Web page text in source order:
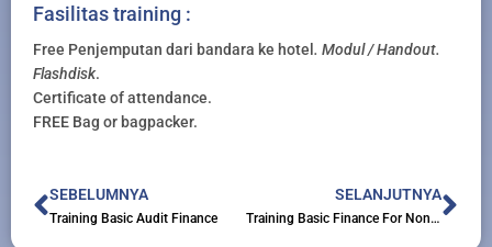
Fasilitas training :
Free Penjemputan dari bandara ke hotel . Modul / Handout.
Flashdisk.
Certificate of attendance.
FREE Bag or bagpacker.
Prev
SEBELUMNYA
Training Basic Audit Finance
SELANJUTNYA
Training Basic Finance For Non Finance (finon)